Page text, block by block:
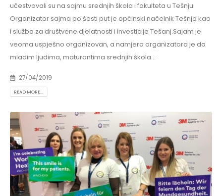
učestvovali su na sajmu srednjih škola i fakulteta u Tešnju.
Organizator sajma po šesti put je općinski načelnik Tešnja kao
i služba za društvene djelatnosti i investicije Tešanj.Sajam je
veoma uspješno organizovan, a namjera organizatora je da
mladim ljudima, maturantima srednjih škola...
27/04/2019
READ MORE...